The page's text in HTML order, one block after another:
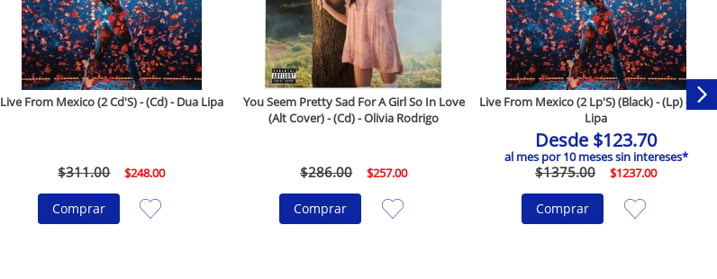
Live From Mexico (2 Cd'S) - (Cd) - Dua Lipa
$311.00 $248.00
Comprar
You Seem Pretty Sad For A Girl So In Love
(Alt Cover) - (Cd) - Olivia Rodrigo
$286.00 $257.00
Comprar
Live From Mexico (2 Lp'S) (Black) - (Lp) - Dua
Lipa
Desde $123.70
al mes por10meses sin intereses*
$1375.00 $1237.00
Comprar